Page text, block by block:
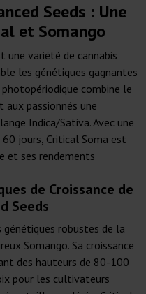
Seeds : Une
et Somango
une variété de cannabis
les génétiques gagnantes
combine le
passionnés une
Indica/Sativa. Avec une
jours, Critical Soma est
et ses rendements
de Croissance de
Seeds
robustes de la
Somango. Sa croissance
des hauteurs de 80-100
pour les cultivateurs